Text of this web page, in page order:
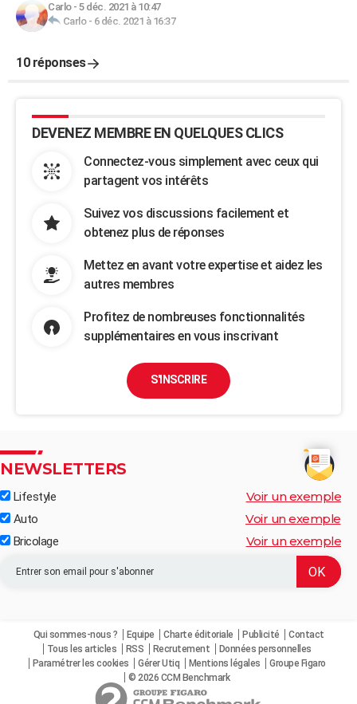
Carlo- 5 déc. 2021 à 10:47
Carlo- 6 déc. 2021 à 16:37
10 réponses
DEVENEZ MEMBRE EN QUELQUES CLICS
Connectez-vous simplement avec ceux qui
partagent vos intérêts
Suivez vos discussions facilement et
obtenez plus de réponses
Mettez en avant votre expertise et aidez les
autres membres
Profitez de nombreuses fonctionnalités
supplémentaires en vous inscrivant
S'INSCRIRE
NEWSLETTERS
Lifestyle Voir un exemple
Auto Voir un exemple
Bricolage Voir un exemple
Qui sommes-nous ? Equipe Charte éditoriale Publicité
Contact
Tous les articles
RSS Recrutement
Données personnelles
Paramétrer les cookies
Gérer Utiq Mentions légales
Groupe Figaro
© 2026 CCM Benchmark